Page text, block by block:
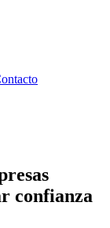
confianza